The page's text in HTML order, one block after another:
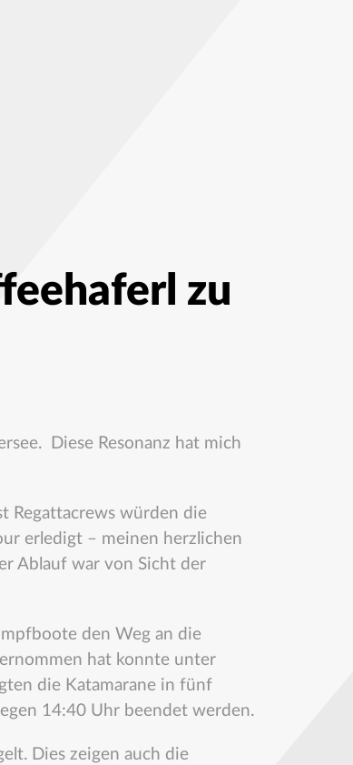
zu
Diese Resonanz hat mich
Regattacrews würden die
erledigt – meinen herzlichen
Ablauf war von Sicht der
den Weg an die
hat konnte unter
die Katamarane in fünf
14:40 Uhr beendet werden.
Dies zeigen auch die